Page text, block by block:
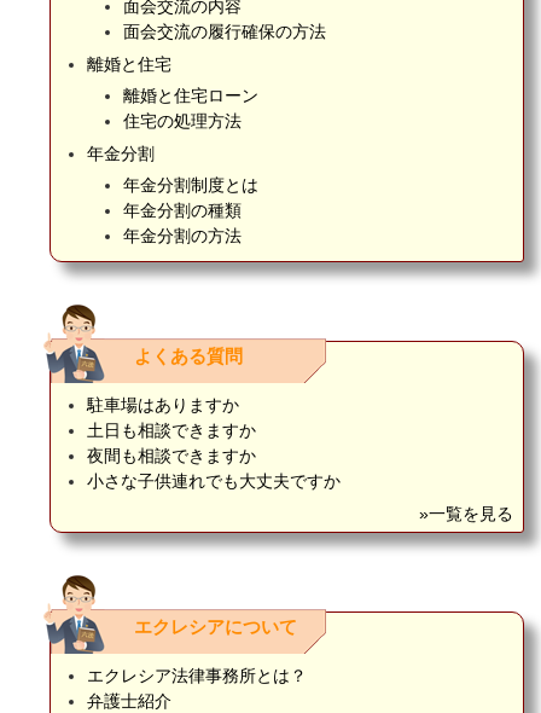
面会交流の内容
面会交流の履行確保の方法
離婚と住宅
離婚と住宅ローン
住宅の処理方法
年金分割
年金分割制度とは
年金分割の種類
年金分割の方法
よくある質問
駐車場はありますか
土日も相談できますか
夜間も相談できますか
小さな子供連れでも大丈夫ですか
»一覧を見る
エクレシアについて
エクレシア法律事務所とは？
弁護士紹介